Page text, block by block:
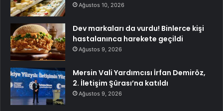
Ağustos 10, 2026
Dev markaları da vurdu! Binlerce kişi
hastalanınca harekete geçildi
Ağustos 9, 2026
Mersin Vali Yardımcısı İrfan Demiröz,
2. İletişim Şûrası’na katıldı
Ağustos 9, 2026